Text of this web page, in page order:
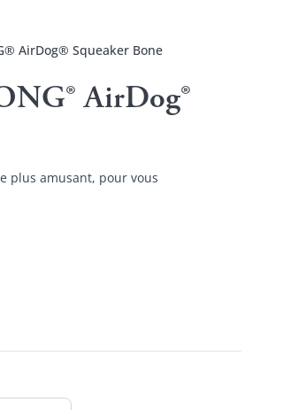
AirDog® Squeaker Bone
AirDog®
plus amusant, pour vous